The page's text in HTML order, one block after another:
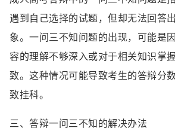
遇到自己选择的试题，但却无法回答
象。一问三不知问题的出现，可能是
容的理解不够深入或对于相关知识掌
致。这种情况可能导致考生的答辩分
致挂科。
三、答辩一问三不知的解决办法